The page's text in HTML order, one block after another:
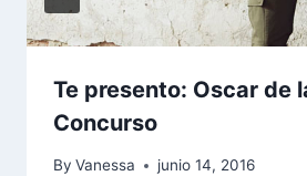
Te presento: Oscar de
Concurso
By Vanessa junio 14, 2016